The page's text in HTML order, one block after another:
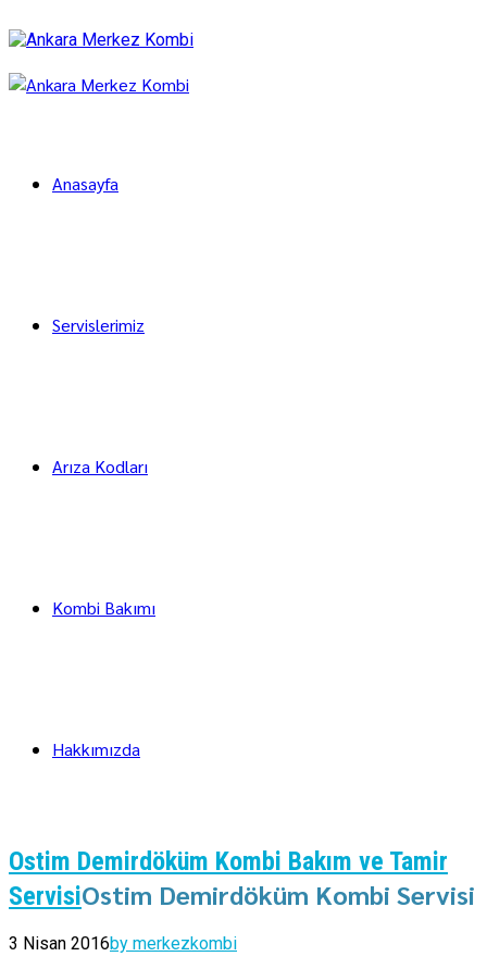
Anasayfa
Servislerimiz
Arıza Kodları
Kombi Bakımı
Hakkımızda
Ostim Demirdöküm Kombi Bakım ve Tamir
ServisiOstim Demirdöküm Kombi Servisi
3 Nisan 2016by merkezkombi